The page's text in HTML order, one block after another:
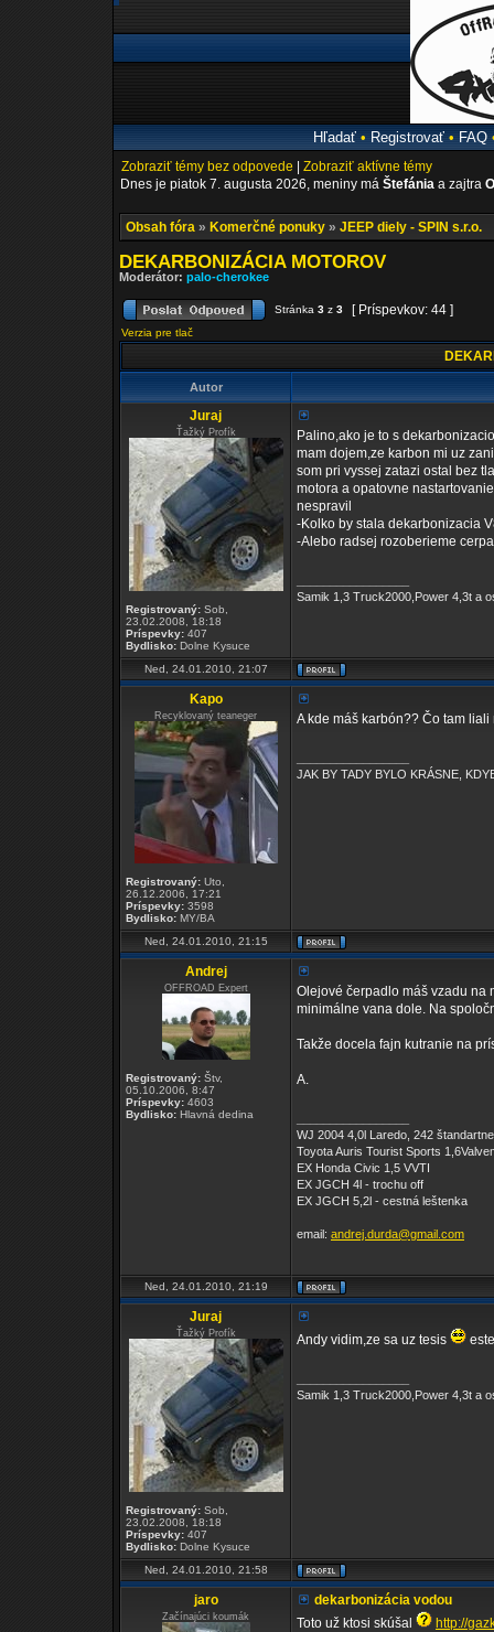
Hľadať• Registrovať• FAQ
Zobraziť témy bez odpovede
Zobraziť aktívne témy
Dnes je piatok 7. augusta 2026, meniny má Štefánia a zajtra
Obsah fóra » Komerčné ponuky » JEEP diely - SPIN s.r.o.
DEKARBONIZÁCIA MOTOROV
Moderátor: palo-cherokee
Stránka 3 z 3 [ Príspevkov: 44 ]
Verzia pre tlač
Autor
Juraj
Ťažký Profík
Registrovaný: Sob,
23.02.2008, 18:18
Príspevky: 407
Bydlisko: Dolne Kysuce
Palino,ako je to s
mam dojem,ze karbon mi uz
som pri vyssej zatazi ostal bez
motora a opatovne
nespravil
-Kolko by stala dekarbonizacia
-Alebo radsej rozoberieme
Samik 1,3 Truck2000,Power 4,3t a
Ned, 24.01.2010, 21:07
Kapo
Recyklovaný teaneger
Registrovaný: Uto,
26.12.2006, 17:21
Príspevky: 3598
Bydlisko: MY/BA
A kde máš karbón?? Čo tam
JAK BY TADY BYLO KRÁSNE,
Ned, 24.01.2010, 21:15
Andrej
OFFROAD Expert
Registrovaný: Štv,
05.10.2006, 8:47
Príspevky: 4603
Bydlisko: Hlavná dedina
Olejové čerpadlo máš vzadu na
minimálne vana dole. Na
Takže docela fajn kutranie na
A.
WJ 2004 4,0l Laredo, 242
Toyota Auris Tourist Sports
EX Honda Civic 1,5 VVTI
EX JGCH 4l - trochu off
EX JGCH 5,2l - cestná leštenka
email: andrej.durda@gmail.com
Ned, 24.01.2010, 21:19
Juraj
Ťažký Profík
Registrovaný: Sob,
23.02.2008, 18:18
Príspevky: 407
Bydlisko: Dolne Kysuce
Andy vidim,ze sa uz tesis
Samik 1,3 Truck2000,Power 4,3t a
Ned, 24.01.2010, 21:58
jaro
Začínajúci koumák
dekarbonizácia vodou
Toto už ktosi skúšal
http://